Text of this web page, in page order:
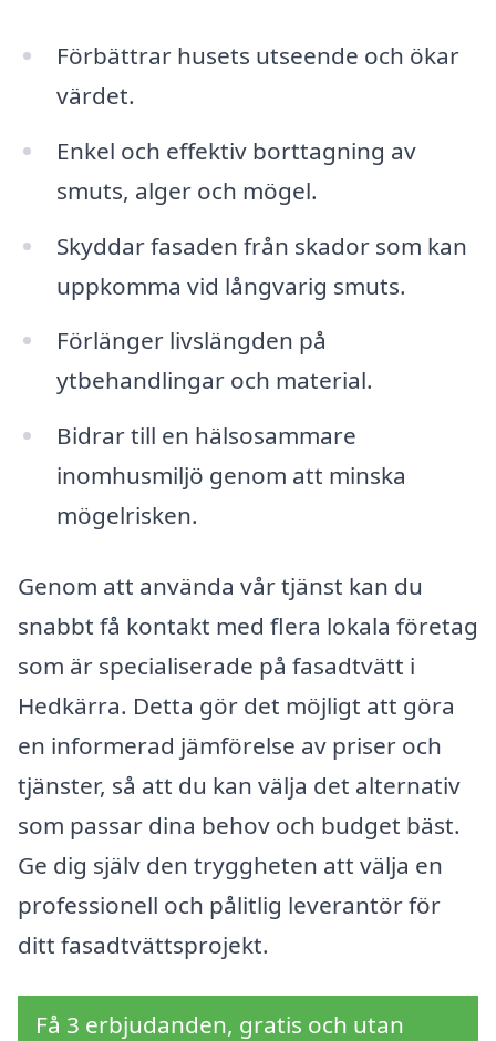
Förbättrar husets utseende och ökar
värdet.
Enkel och effektiv borttagning av
smuts, alger och mögel.
Skyddar fasaden från skador som kan
uppkomma vid långvarig smuts.
Förlänger livslängden på
ytbehandlingar och material.
Bidrar till en hälsosammare
inomhusmiljö genom att minska
mögelrisken.
Genom att använda vår tjänst kan du
snabbt få kontakt med flera lokala företag
som är specialiserade på fasadtvätt i
Hedkärra. Detta gör det möjligt att göra
en informerad jämförelse av priser och
tjänster, så att du kan välja det alternativ
som passar dina behov och budget bäst.
Ge dig själv den tryggheten att välja en
professionell och pålitlig leverantör för
ditt fasadtvättsprojekt.
Få 3 erbjudanden, gratis och utan